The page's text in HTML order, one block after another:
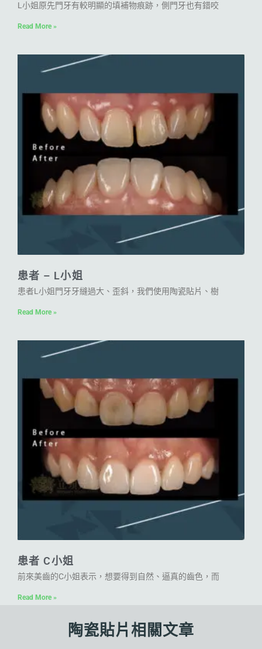
L小姐原先門牙有較明顯的填補物痕跡，側門牙也有錯咬
Read More »
患者 – L小姐
患者L小姐門牙牙縫過大、歪斜，我們使用陶瓷貼片、樹
Read More »
患者 C小姐
前來美齒的C小姐表示，想要得到自然、逼真的齒色，而
Read More »
陶瓷貼片相關文章